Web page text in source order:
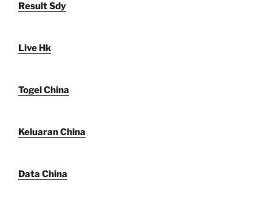
Result Sdy
Live Hk
Togel China
Keluaran China
Data China